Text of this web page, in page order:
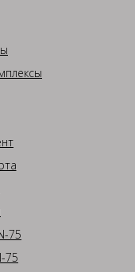
75
75